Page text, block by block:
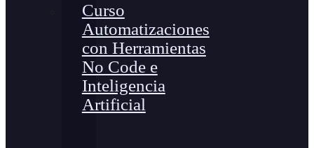
Curso
Automatizaciones
con Herramientas
No Code e
Inteligencia
Artificial